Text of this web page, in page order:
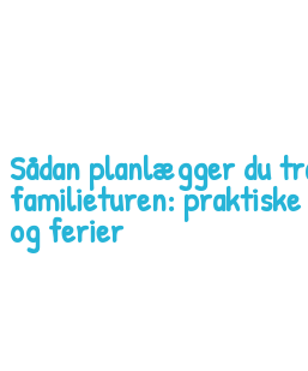
Sådan planlægger du
familieturen:
og ferier